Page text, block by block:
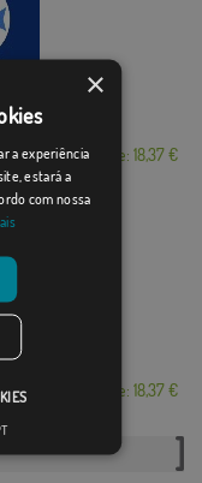
Desde: 18,37 €
Desde: 18,37 €
×
a experiência
estará a
com nossa